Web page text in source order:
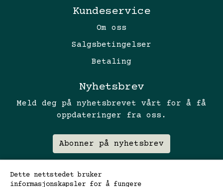
Kundeservice
Om oss
Salgsbetingelser
Betaling
Nyhetsbrev
Meld deg på nyhetsbrevet vårt for å få
oppdateringer fra oss.
Abonner på nyhetsbrev
Dette nettstedet bruker
informasjonskapsler for å fungere